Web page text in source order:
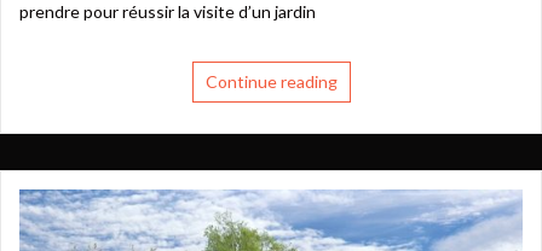
prendre pour réussir la visite d’un jardin
Continue reading